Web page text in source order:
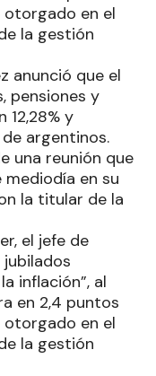
otorgado en el
la gestión
anunció que el
pensiones y
12,28% y
argentinos.
una reunión que
en su
la titular de la
el jefe de
inflación”, al
en 2,4 puntos
otorgado en el
la gestión